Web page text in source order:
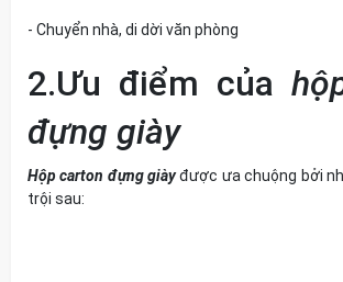
- Chuyển nhà, di dời văn phòng
2.Ưu điểm của
đựng giày
Hộp carton đựng giàyđược ưa chuộng bởi
trội sau: